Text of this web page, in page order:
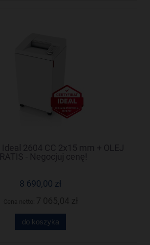
2604 CC 2x15 mm + OLEJ
- Negocjuj cenę!
8 690,00 zł
do koszyka